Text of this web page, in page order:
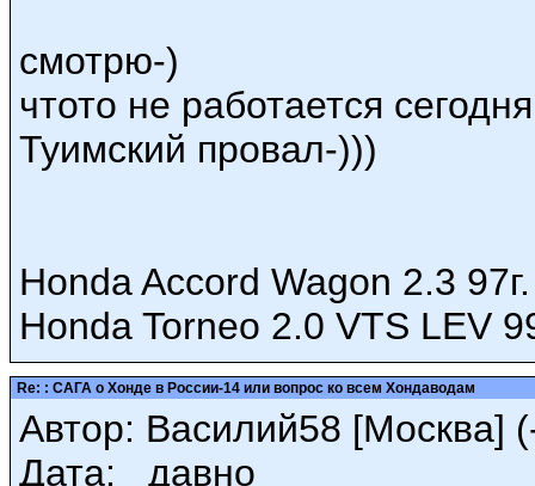
смотрю-)
чтото не работается
Туимский провал-)))
Honda Accord Wagon 2.3 97г.
Honda Torneo 2.0 VTS LEV
Re: : САГА о Хонде в России-14 или вопрос ко всем Хондаводам
Автор: Василий58 [Москва]
Дата: давно